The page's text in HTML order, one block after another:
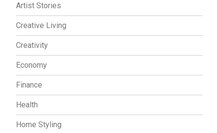
Artist Stories
Creative Living
Creativity
Economy
Finance
Health
Home Styling